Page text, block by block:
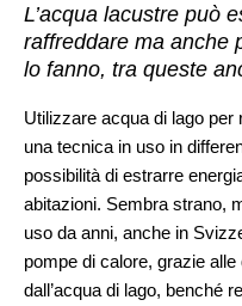
L’acqua lacustre può
raffreddare ma anche
lo fanno, tra queste
Utilizzare acqua di lago
una tecnica in uso in
possibilità di estrarre
abitazioni. Sembra strano,
uso da anni, anche in
pompe di calore, grazie
dall’acqua di lago, benché